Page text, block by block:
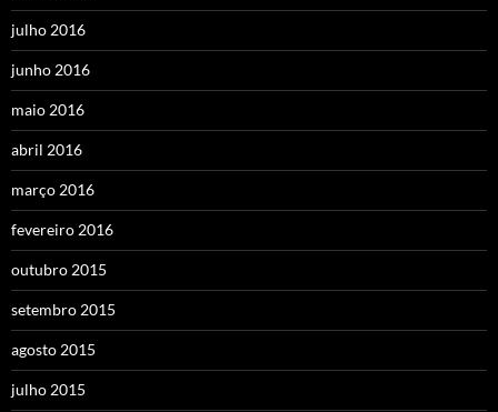
julho 2016
junho 2016
maio 2016
abril 2016
março 2016
fevereiro 2016
outubro 2015
setembro 2015
agosto 2015
julho 2015